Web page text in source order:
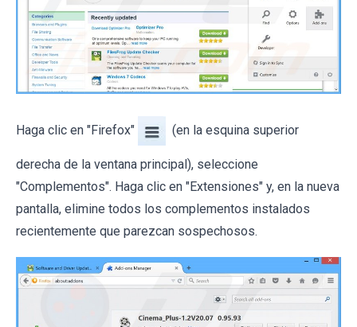
Haga clic en "Firefox" (en la esquina superior
derecha de la ventana principal), seleccione
"Complementos". Haga clic en "Extensiones" y, en la nueva
pantalla, elimine todos los complementos instalados
recientemente que parezcan sospechosos.